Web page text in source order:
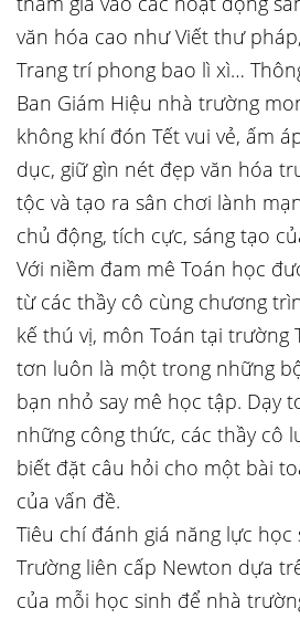
văn hóa cao như Viết thư
Trang trí phong bao lì xì…
Ban Giám Hiệu nhà trường
không khí đón Tết vui vẻ, ấm
dục, giữ gìn nét đẹp văn hóa
tộc và tạo ra sân chơi lành
chủ động, tích cực, sáng tạo
Với niềm đam mê Toán học
từ các thầy cô cùng chương
kế thú vị, môn Toán tại trường
tơn luôn là một trong những
bạn nhỏ say mê học tập. Dạy
những công thức, các thầy cô
biết đặt câu hỏi cho một bài
của vấn đề.
Tiêu chí đánh giá năng lực
Trường liên cấp Newton dựa
của mỗi học sinh để nhà